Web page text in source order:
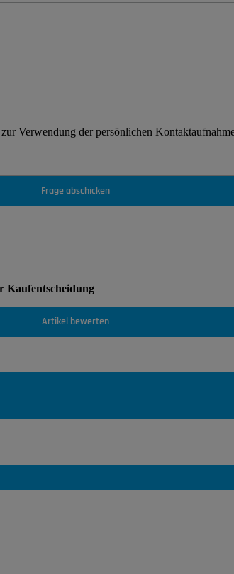
Verwendung der persönlichen
Frage abschicken
Kaufentscheidung
Artikel bewerten